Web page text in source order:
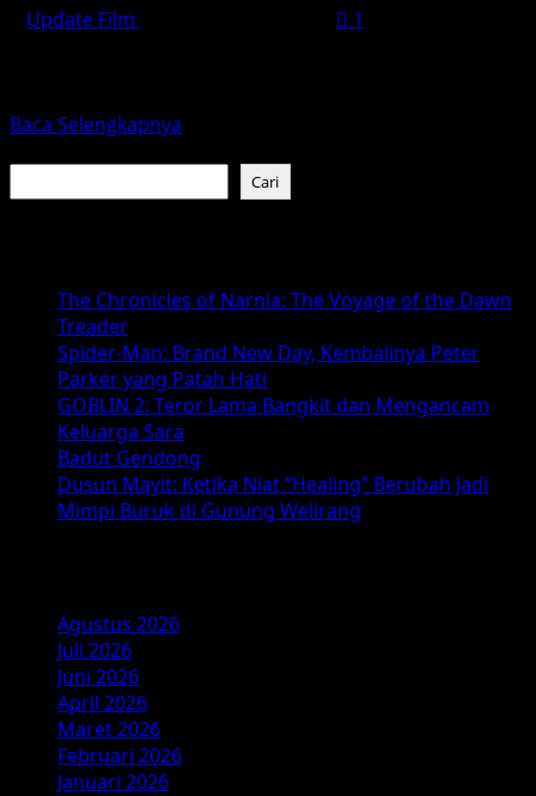
Update Film
1
Baca Selengkapnya
Harusnya
&
Film
Horor-
Komedi
2026
Cari
The Chronicles of Narnia: The Voyage of the Dawn
Treader
Spider-Man: Brand New Day, Kembalinya Peter
Parker yang Patah Hati
GOBLIN 2: Teror Lama Bangkit dan Mengancam
Keluarga Sara
Badut Gendong
Dusun Mayit: Ketika Niat “Healing” Berubah Jadi
Mimpi Buruk di Gunung Welirang
Agustus 2026
Juli 2026
Juni 2026
April 2026
Maret 2026
Februari 2026
Januari 2026